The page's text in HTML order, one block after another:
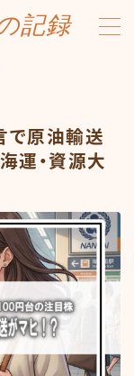
記録
で原油輸送
運・資源大